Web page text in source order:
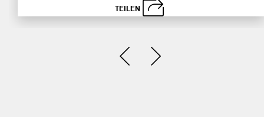
TEILEN
Einen Slide zurück
Einen Slide vor